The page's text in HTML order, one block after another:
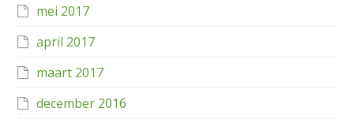
mei 2017
april 2017
maart 2017
december 2016